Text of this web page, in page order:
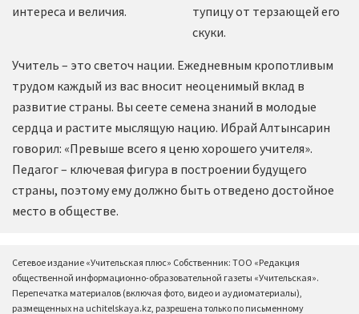
интереса и величия.
тупицу от терзающей его
скуки.
Учитель – это светоч нации. Ежедневным кропотливым
трудом каждый из вас вносит неоценимый вклад в
развитие страны. Вы сеете семена знаний в молодые
сердца и растите мыслящую нацию. Ибрай Алтынсарин
говорил: «Превыше всего я ценю хорошего учителя».
Педагог – ключевая фигура в построении будущего
страны, поэтому ему должно быть отведено достойное
место в обществе.
Сетевое издание «Учительская плюс» Собственник: ТОО «Редакция
общественной информационно-образовательной газеты «Учительская».
Перепечатка материалов (включая фото, видео и аудиоматериалы),
размещенных на uchitelskaya.kz, разрешена только по письменному